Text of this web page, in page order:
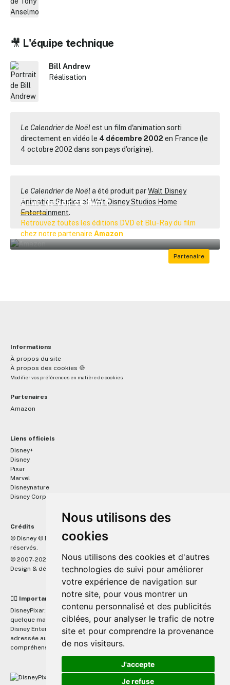
Nous utilisons des
cookies
Nous utilisons des cookies et d'autres
technologies de suivi pour améliorer
votre expérience de navigation sur
notre site, pour vous montrer un
contenu personnalisé et des publicités
ciblées, pour analyser le trafic de notre
site et pour comprendre la provenance
de nos visiteurs.
J'accepte
Je refuse
🎥 L'équipe technique
Bill Andrew
Réalisation
Le Calendrier de Noëlest un film d'animation sorti
directement en vidéo le 4 décembre 2002 en France (le
4 octobre 2002 dans son pays d'origine).
Le Calendrier de Noëla été produit parWalt Disney
Animation Studios et Walt Disney Studios Home
Entertainment.
Envie devoir ce film ?
Retrouvez toutes les éditions DVD et Blu-Ray du film
chez notre partenaire Amazon
Informations
À propos du site
À propos des cookies 🍪
Modifier vos préférences en matière de cookies
Partenaires
Amazon
Liens officiels
Disney+
Disney
Pixar
Marvel
Disneynature
Disney Corporate
Crédits
© Disney © Disney/Pixar © &™Lucasfilm LTD © Marvel. Tous droits
réservés.
© 2007-2026 DisneyPixar.fr
Design & développement :MonsieurPaul
☝🏼 Important
DisneyPixar.fr est un site indépendant et n'est en aucun cas lié de
quelque manière que ce soit avec The Walt Disney Company, Pixar,
Disney Enterprises, Inc ou leurs dérivés ou associés. Toute demande
adressée aux studios Disney ou Pixar sera ignorée. Merci de votre
compréhension.